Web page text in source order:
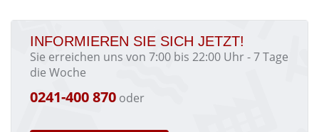
INFORMIEREN SIE SICH JETZT!
Sie erreichen uns von 7:00 bis 22:00 Uhr - 7 Tage
die Woche
0241-400 870 oder